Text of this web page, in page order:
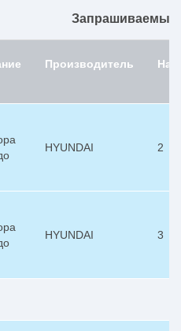
Запрашиваемый
Производитель
HYUNDAI 2
HYUNDAI 3